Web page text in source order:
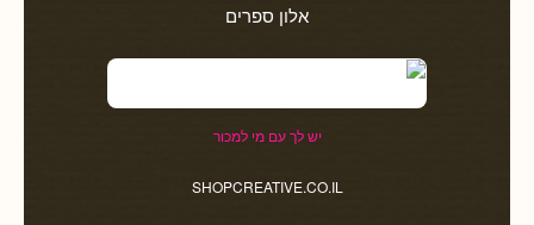
אלון ספרים
יש לך עם מי למכור
SHOPCREATIVE.CO.IL